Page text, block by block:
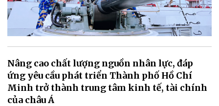
Nâng cao chất lượng nguồn nhân lực, đáp
ứng yêu cầu phát triển Thành phố Hồ Chí
Minh trở thành trung tâm kinh tế, tài chính
của châu Á